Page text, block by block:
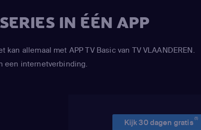
IN ÉÉN APP
allemaal met APP TV Basic van TV VLAANDEREN.
een internetverbinding.
Kijk 30 dagen gratis(1)